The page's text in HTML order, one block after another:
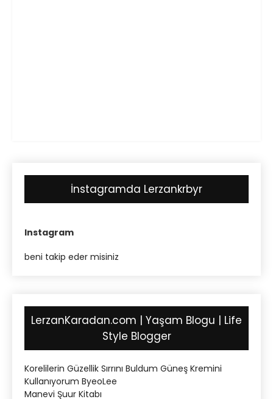
İnstagramda Lerzankrbyr
Instagram
beni takip eder misiniz
LerzanKaradan.com | Yaşam Blogu | Life
Style Blogger
Korelilerin Güzellik Sırrını Buldum Güneş Kremini
Kullanıyorum ByeoLee
Manevi Şuur Kitabı